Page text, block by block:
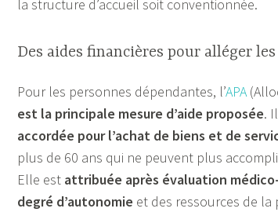
la structure d’accueil soit conventionnée.
Des aides financières pour alléger
Pour les personnes dépendantes, l’APA
est la principale mesure d’aide proposée.
accordée pour l’achat de biens et de
plus de 60 ans qui ne peuvent plus
Elle est attribuée après évaluation
degré d’autonomie et des ressources de la